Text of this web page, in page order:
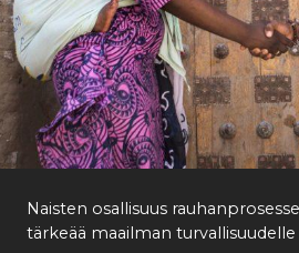
Lahjoita
Naisten osallisuus
tärkeää maailman turvallisuudelle